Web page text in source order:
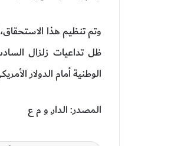
وتم تنظيم هذا
ظل تداعيات زلزال
الوطنية أمام الدولار
المصدر: الدارـ و م ع